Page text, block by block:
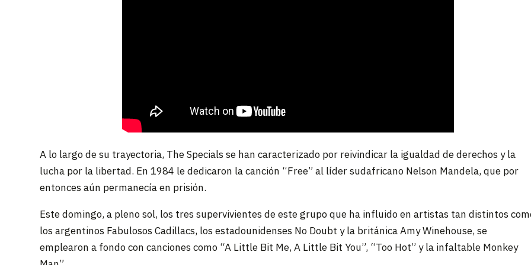
A lo largo de su trayectoria, The Specials se han caracterizado por reivindicar la igualdad de derechos y la
lucha por la libertad. En 1984 le dedicaron la canción “Free” al líder sudafricano Nelson Mandela, que por
entonces aún permanecía en prisión.
Este domingo, a pleno sol, los tres supervivientes de este grupo que ha influido en artistas tan distintos
los argentinos Fabulosos Cadillacs, los estadounidenses No Doubt y la británica Amy Winehouse, se
emplearon a fondo con canciones como “A Little Bit Me, A Little Bit You”, “Too Hot” y la infaltable Monkey